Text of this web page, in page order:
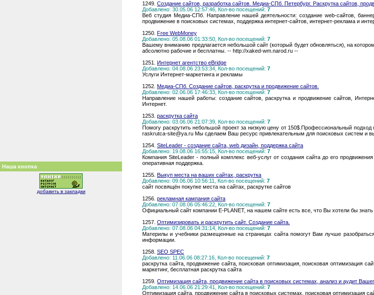
Наша кнопка
добавить в закладки
1249. Создание сайтов, разработка сайтов. Медиа-СПб. Петербург. Раскрутка сайтов,
Добавлено: 30.05.06 12:57:46, Кол-во посещений: 7
Веб студия Медиа-СПб. Направление нашей деятельности: создание web-сайтов,
продвижение в поисковых системах, поддержка интернет-сайтов, интернет-реклама и
1250. Free WebMoney
Добавлено: 05.08.06 01:33:50, Кол-во посещений: 7
Вашему вниманию предлагается небольшой сайт (который будет обновляться), на
абсолютно рабочие и бесплатны. -- http://xaked-wm.narod.ru --
1251. Интернет агентство eBridge
Добавлено: 04.08.06 23:53:34, Кол-во посещений: 7
Услуги Интернет-маркетинга и рекламы
1252. Медиа-СПб. Создание сайтов, раскрутка и продвижение сайтов.
Добавлено: 02.06.06 17:46:33, Кол-во посещений: 7
Направление нашей работы: создание сайтов, раскрутка и продвижение сайтов,
Интернет.
1253. раскрутка сайта
Добавлено: 03.06.06 21:07:39, Кол-во посещений: 7
Помогу раскрутить небольшой проект за низкую цену от 150$.Профессиональный
raskrutca-site@ya.ru Мы сделаем Ваш ресурс привлекательным для поисковых систем и
1254. SiteLeader - создание сайта, web дизайн, поддержка сайта
Добавлено: 19.08.06 16:55:15, Кол-во посещений: 7
Компания SiteLeader - полный комплекс веб-услуг от создания сайта до его
оперативная поддержка.
1255. Выкуп места на ваших сайтах, раскрутка
Добавлено: 09.06.06 10:56:11, Кол-во посещений: 7
сайт посвящён покупке места на сайтах, раскрутке сайтов
1256. рекламная кампания сайта
Добавлено: 07.08.06 05:46:22, Кол-во посещений: 7
Официальный сайт компании E-PLANET, на нашем сайте есть все, что Вы хотели бы знать
1257. Оптимизировать и раскрутить сайт. Создание сайта.
Добавлено: 07.08.06 04:31:14, Кол-во посещений: 7
Материлы и учебники размещенные на страницах сайта помогут Вам лучше
информации.
1258. SEO SPEC
Добавлено: 11.06.06 08:27:16, Кол-во посещений: 7
раскрутка сайта, продвижение сайта, поисковая оптимизация, поисковая оптимизация
маркетинг, бесплатная раскрутка сайта
1259. Оптимизация сайта, продвижение сайта в поисковых системах, анализ и аудит
Добавлено: 14.06.06 21:29:41, Кол-во посещений: 7
Оптимизация сайта, продвижение сайта в поисковых системах, поисковая оптимизация